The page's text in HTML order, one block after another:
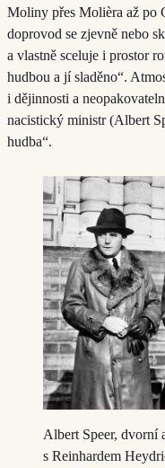
Moliny přes Molièra až po
doprovod se zjevně nebo
a vlastně sceluje i prostor
hudbou a jí sladěno“.
i dějinnosti a
nacistický ministr (Albert
hudba“.
Albert Speer, dvorní
s Reinhardem